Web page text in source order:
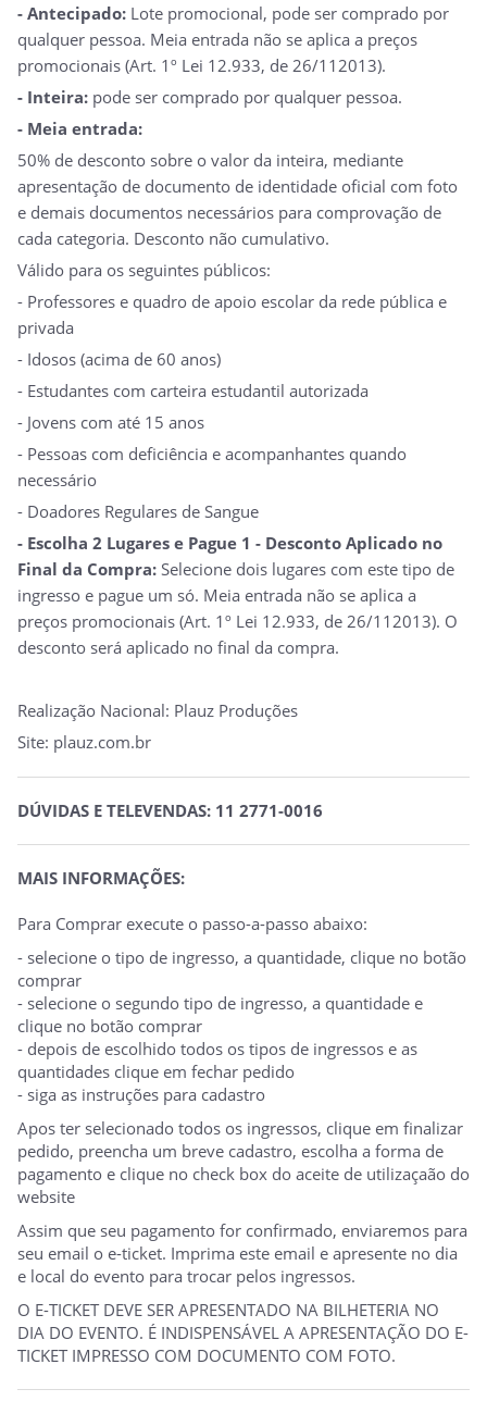
- Antecipado: Lote promocional, pode ser comprado por
qualquer pessoa. Meia entrada não se aplica a preços
promocionais (Art. 1º Lei 12.933, de 26/112013).
- Inteira: pode ser comprado por qualquer pessoa.
- Meia entrada:
50% de desconto sobre o valor da inteira, mediante
apresentação de documento de identidade oficial com foto
e demais documentos necessários para comprovação de
cada categoria. Desconto não cumulativo.
Válido para os seguintes públicos:
- Professores e quadro de apoio escolar da rede pública e
privada
- Idosos (acima de 60 anos)
- Estudantes com carteira estudantil autorizada
- Jovens com até 15 anos
- Pessoas com deficiência e acompanhantes quando
necessário
- Doadores Regulares de Sangue
- Escolha 2 Lugares e Pague 1 - Desconto Aplicado no
Final da Compra: Selecione dois lugares com este tipo de
ingresso e pague um só. Meia entrada não se aplica a
preços promocionais (Art. 1º Lei 12.933, de 26/112013). O
desconto será aplicado no final da compra.
Realização Nacional: Plauz Produções
Site: plauz.com.br
DÚVIDAS E TELEVENDAS: 11 2771-0016
MAIS INFORMAÇÕES:
Para Comprar execute o passo-a-passo abaixo:
- selecione o tipo de ingresso, a quantidade, clique no botão
comprar
- selecione o segundo tipo de ingresso, a quantidade e
clique no botão comprar
- depois de escolhido todos os tipos de ingressos e as
quantidades clique em fechar pedido
- siga as instruções para cadastro
Apos ter selecionado todos os ingressos, clique em finalizar
pedido, preencha um breve cadastro, escolha a forma de
pagamento e clique no check box do aceite de utilizaçaão do
website
Assim que seu pagamento for confirmado, enviaremos para
seu email o e-ticket. Imprima este email e apresente no dia
e local do evento para trocar pelos ingressos.
O E-TICKET DEVE SER APRESENTADO NA BILHETERIA NO
DIA DO EVENTO. É INDISPENSÁVEL A APRESENTAÇÃO DO E-
TICKET IMPRESSO COM DOCUMENTO COM FOTO.